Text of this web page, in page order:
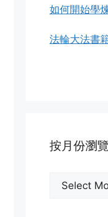
如何開始學
法輪大法書
按月份瀏覽